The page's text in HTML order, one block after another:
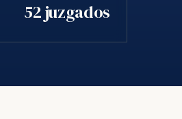
52 juzgados